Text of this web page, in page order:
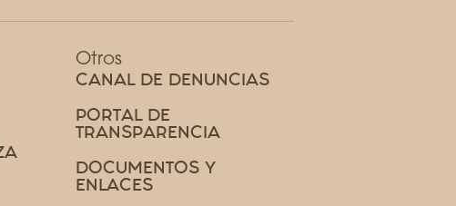
Otros
CANAL DE DENUNCIAS
PORTAL DE
TRANSPARENCIA
DOCUMENTOS Y
ENLACES